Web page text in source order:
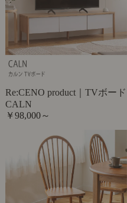
Re:CENO product｜TVボード
CALN
￥98,000～